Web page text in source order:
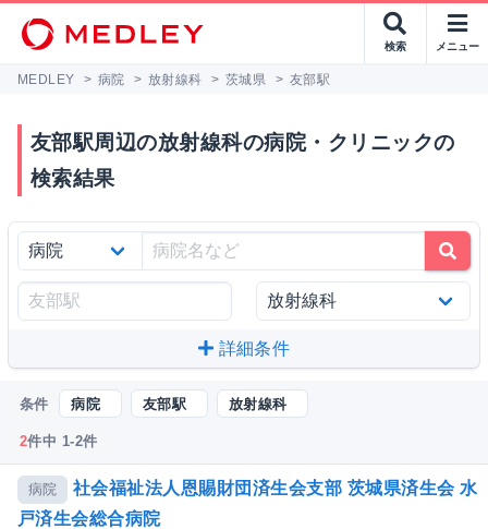
検索 メニュー
MEDLEY > 病院 > 放射線科 > 茨城県 > 友部駅
友部駅周辺の放射線科の病院・クリニックの
検索結果
詳細条件
条件 病院 友部駅 放射線科
2件中 1-2件
病院
社会福祉法人恩賜財団済生会支部 茨城県済生会 水
戸済生会総合病院